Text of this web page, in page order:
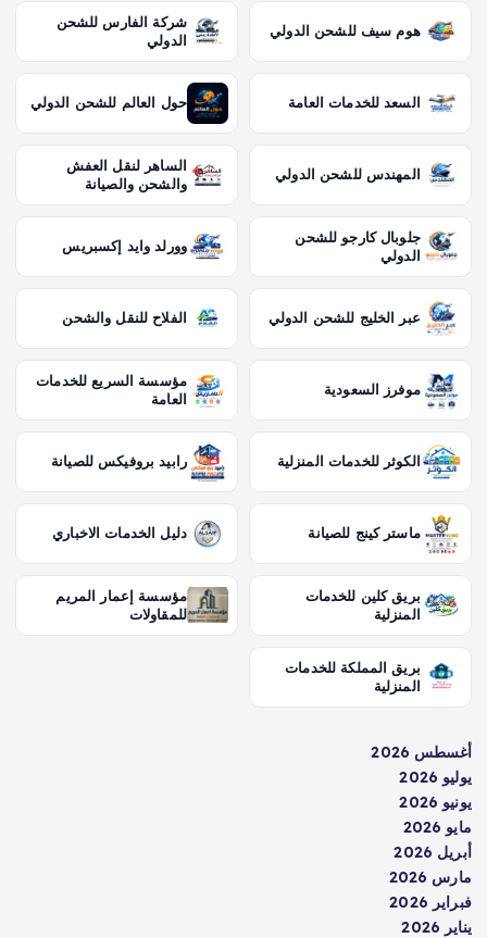
هوم سيف للشحن الدولي
شركة الفارس للشحن
الدولي
السعد للخدمات العامة حول العالم للشحن الدولي
المهندس للشحن الدولي
الساهر لنقل العفش
والشحن والصيانة
جلوبال كارجو للشحن
الدولي
وورلد وايد إكسبريس
عبر الخليج للشحن الدولي الفلاح للنقل والشحن
موفرز السعودية
مؤسسة السريع للخدمات
العامة
الكوثر للخدمات المنزلية رابيد بروفيكس للصيانة
ماستر كينج للصيانة دليل الخدمات الاخباري
بريق كلين للخدمات
المنزلية
مؤسسة إعمار المريم
للمقاولات
بريق المملكة للخدمات
المنزلية
أغسطس 2026
يوليو 2026
يونيو 2026
مايو 2026
أبريل 2026
مارس 2026
فبراير 2026
يناير 2026